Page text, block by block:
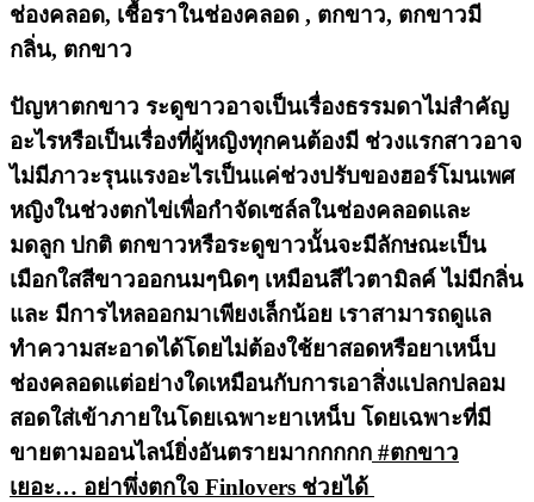
ช่องคลอด, เชื้อราในช่องคลอด , ตกขาว, ตกขาวมี
กลิ่น, ตกขาว
ปัญหาตกขาว ระดูขาวอาจเป็นเรื่องธรรมดาไม่สำคัญ
อะไรหรือเป็นเรื่องที่ผู้หญิงทุกคนต้องมี ช่วงแรกสาวอาจ
ไม่มีภาวะรุนแรงอะไรเป็นแค่ช่วงปรับของฮอร์โมนเพศ
หญิงในช่วงตกไข่เพื่อกำจัดเซล์ลในช่องคลอดและ
มดลูก ปกติ ตกขาวหรือระดูขาวนั้นจะมีลักษณะเป็น
เมือกใสสีขาวออกนมๆนิดๆ เหมือนสีไวตามิลค์ ไม่มีกลิ่น
และ มีการไหลออกมาเพียงเล็กน้อย เราสามารถดูแล
ทำความสะอาดได้โดยไม่ต้องใช้ยาสอดหรือยาเหน็บ
ช่องคลอดแต่อย่างใดเหมือนกับการเอาสิ่งแปลกปลอม
สอดใส่เข้าภายในโดยเฉพาะยาเหน็บ โดยเฉพาะที่มี
ขายตามออนไลน์ยิ่งอันตรายมากกกกก #ตกขาว
เยอะ… อย่าพึ่งตกใจ Finlovers ช่วยได้